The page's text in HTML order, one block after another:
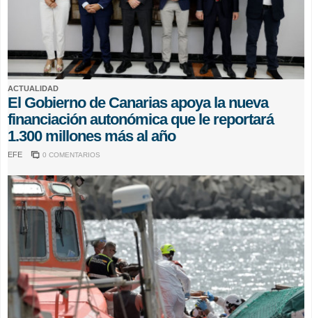
ACTUALIDAD
El Gobierno de Canarias apoya la nueva
financiación autonómica que le reportará
1.300 millones más al año
EFE 0 COMENTARIOS